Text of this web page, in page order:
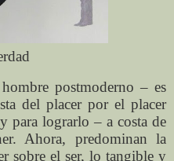
postmoderno – es
del placer por el placer
para lograrlo – a costa de
Ahora, predominan la
sobre el ser, lo tangible y